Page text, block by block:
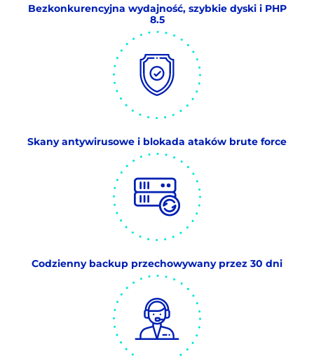
Bezkonkurencyjna wydajność, szybkie dyski i PHP
8.5
Skany antywirusowe i blokada ataków brute force
Codzienny backup przechowywany przez 30 dni